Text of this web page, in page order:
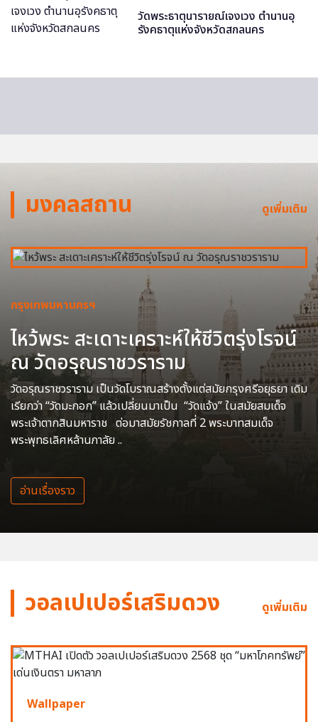
วัดพระธาตุนารายณ์เจงเวง ตำนานอุ
รังคธาตุแห่งจังหวัดสกลนคร
มงคลสถาน ดูเพิ่มเติม
กรุงเทพมหานครฯ
ไหว้พระ สะเดาะเคราะห์ให้ชีวิตรุ่งโรจน์
ณ วัดอรุณราชวราราม
วัดอรุณราชวราราม เป็นวัดโบราณสร้างตั้งแต่สมัยกรุงศรีอยุธยา เดิม
เรียกว่า “วัดมะกอก” แล้วเปลี่ยนมาเป็น “วัดแจ้ง” ในสมัยสมเด็จ
พระเจ้าตากสินมหาราช ต่อมาสมัยรัชกาลที่ 2 พระบาทสมเด็จ
พระพุทธเลิศหล้านภาลัย ..
อ่านเรื่องราว
วอลเปเปอร์เสริมดวง ดูเพิ่มเติม
Wallpaper